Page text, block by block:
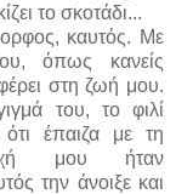
το σκοτάδι...
καυτός. Με
όπως κανείς
στη ζωή μου.
του, το φιλί
έπαιζα με τη
μου ήταν
την άνοιξε και